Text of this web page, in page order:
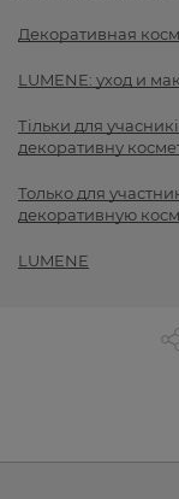
Декоративная
LUMENE: уход и
Тільки для
декоративну
Только для
декоративную
LUMENE